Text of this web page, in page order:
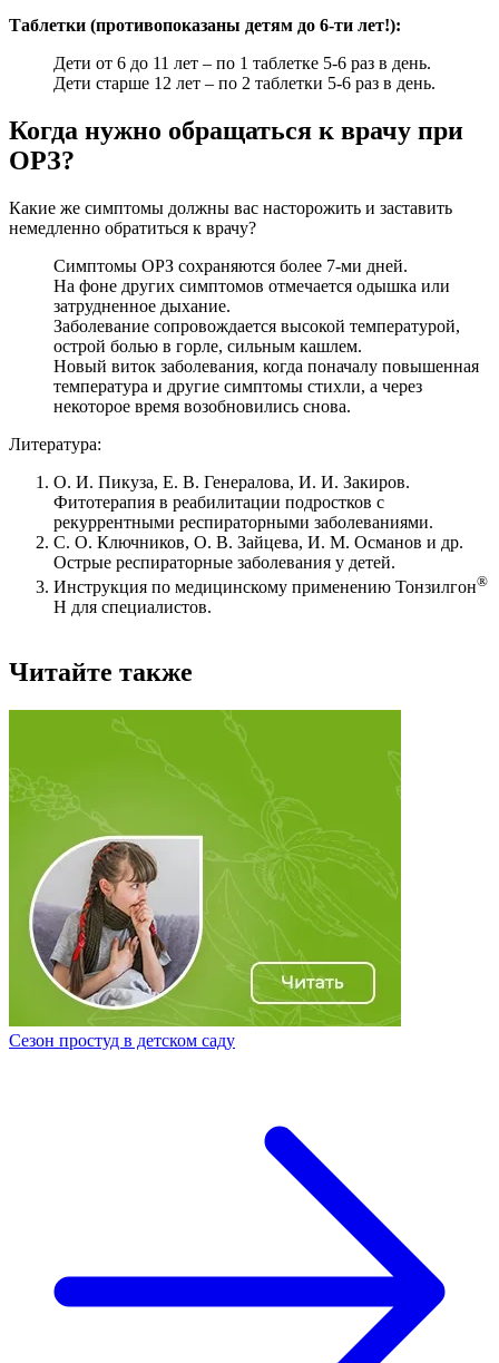
Таблетки (противопоказаны детям до 6-ти лет!):
Дети от 6 до 11 лет – по 1 таблетке 5-6 раз в день.
Дети старше 12 лет – по 2 таблетки 5-6 раз в день.
Когда нужно обращаться к врачу при
ОРЗ?
Какие же симптомы должны вас насторожить и заставить
немедленно обратиться к врачу?
Симптомы ОРЗ сохраняются более 7-ми дней.
На фоне других симптомов отмечается одышка или
затрудненное дыхание.
Заболевание сопровождается высокой температурой,
острой болью в горле, сильным кашлем.
Новый виток заболевания, когда поначалу повышенная
температура и другие симптомы стихли, а через
некоторое время возобновились снова.
Литература:
О. И. Пикуза, Е. В. Генералова, И. И. Закиров.
Фитотерапия в реабилитации подростков с
рекуррентными респираторными заболеваниями.
С. О. Ключников, О. В. Зайцева, И. М. Османов и др.
Острые респираторные заболевания у детей.
Инструкция по медицинскому применению Тонзилгон®
Н для специалистов.
Читайте также
Сезон простуд в детском саду